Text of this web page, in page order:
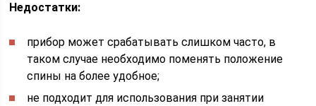
Недостатки:
прибор может срабатывать слишком часто, в
таком случае необходимо поменять положение
спины на более удобное;
не подходит для использования при занятии